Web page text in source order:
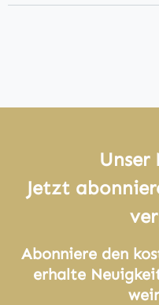
Unser
Jetzt
Abonniere den
erhalte